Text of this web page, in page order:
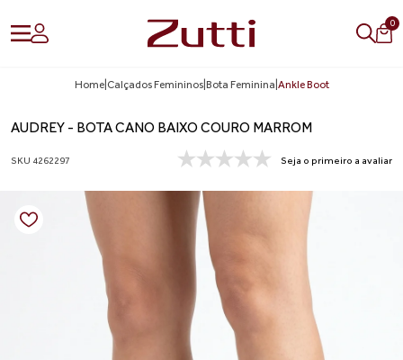
0
Home| Calçados Femininos| Bota Feminina Ankle Boot
AUDREY - BOTA CANO BAIXO COURO MARROM
SKU 4262297 Seja o primeiro a avaliar